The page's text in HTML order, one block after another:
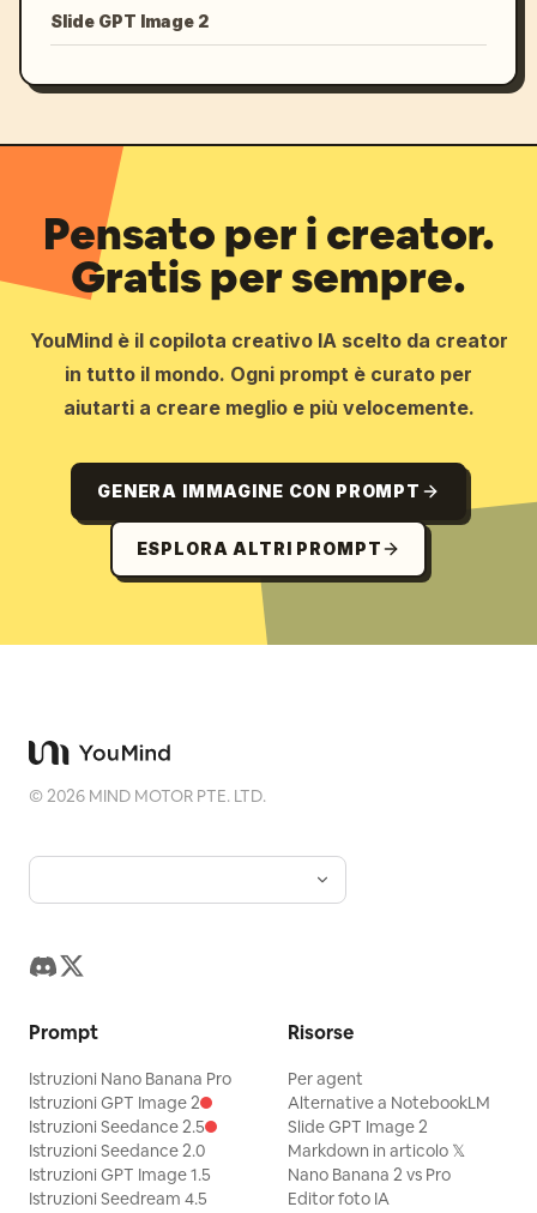
Slide GPT Image 2
Pensato per i creator.
Gratis per sempre.
YouMind è il copilota creativo IA scelto da creator
in tutto il mondo. Ogni prompt è curato per
aiutarti a creare meglio e più velocemente.
GENERA IMMAGINE CON PROMPT
ESPLORA ALTRI PROMPT
©2026 MIND MOTOR PTE. LTD.
Prompt
Istruzioni Nano Banana Pro
Istruzioni GPT Image 2
Istruzioni Seedance 2.5
Istruzioni Seedance 2.0
Istruzioni GPT Image 1.5
Istruzioni Seedream 4.5
Risorse
Per agent
Alternative a NotebookLM
Slide GPT Image 2
Markdown in articolo 𝕏
Nano Banana 2 vs Pro
Editor foto IA